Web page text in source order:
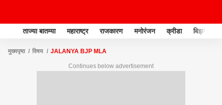
ताज्या बातम्या महाराष्ट्र राजकारण मनोरंजन क्रीडा बिझनेस
मुख्यपृष्ठ विषय JALANYA BJP MLA
Continues below advertisement